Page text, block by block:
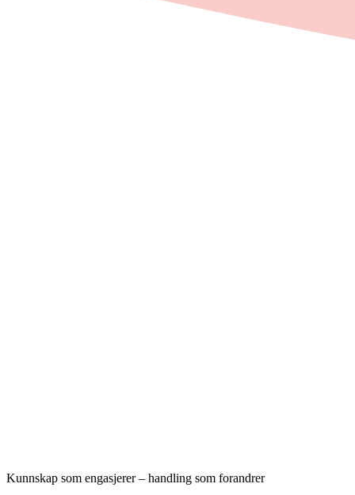
Kunnskap som engasjerer – handling som forandrer